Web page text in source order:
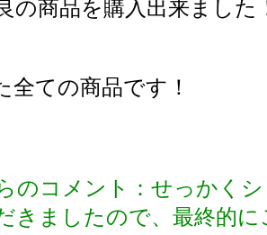
の商品を購入出来ました
全ての商品です！
のコメント：せっかく
きましたので、最終的に